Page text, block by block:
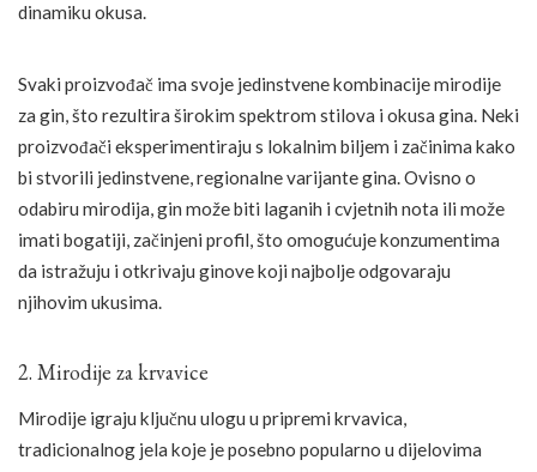
dinamiku okusa.
Svaki proizvođač ima svoje jedinstvene kombinacije mirodije
za gin, što rezultira širokim spektrom stilova i okusa gina. Neki
proizvođači eksperimentiraju s lokalnim biljem i začinima kako
bi stvorili jedinstvene, regionalne varijante gina. Ovisno o
odabiru mirodija, gin može biti laganih i cvjetnih nota ili može
imati bogatiji, začinjeni profil, što omogućuje konzumentima
da istražuju i otkrivaju ginove koji najbolje odgovaraju
njihovim ukusima.
2. Mirodije za krvavice
Mirodije igraju ključnu ulogu u pripremi krvavica,
tradicionalnog jela koje je posebno popularno u dijelovima